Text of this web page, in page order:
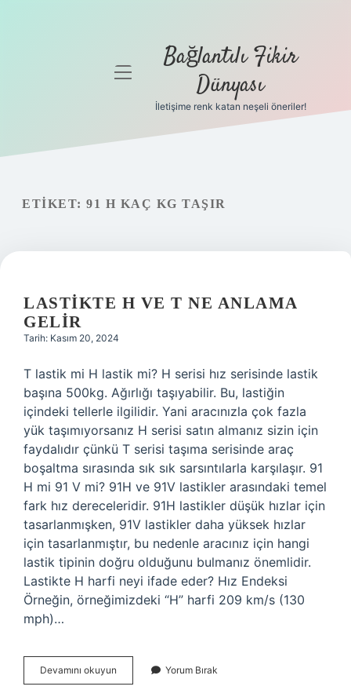
Gizlilik
Yasal Uyarı
Hakkımızda
menüyü
Bağlantılı Fikir
Dünyası
İletişime renk katan neşeli öneriler!
ETIKET: 91 H KAÇ KG TAŞIR
LASTIKTE H VE T NE ANLAMA
GELIR
Tarih: Kasım 20, 2024
T lastik mi H lastik mi? H serisi hız serisinde lastik
başına 500kg. Ağırlığı taşıyabilir. Bu, lastiğin
içindeki tellerle ilgilidir. Yani aracınızla çok fazla
yük taşımıyorsanız H serisi satın almanız sizin için
faydalıdır çünkü T serisi taşıma serisinde araç
boşaltma sırasında sık sık sarsıntılarla karşılaşır. 91
H mi 91 V mi? 91H ve 91V lastikler arasındaki temel
fark hız dereceleridir. 91H lastikler düşük hızlar için
tasarlanmışken, 91V lastikler daha yüksek hızlar
için tasarlanmıştır, bu nedenle aracınız için hangi
lastik tipinin doğru olduğunu bulmanız önemlidir.
Lastikte H harfi neyi ifade eder? Hız Endeksi
Örneğin, örneğimizdeki “H” harfi 209 km/s (130
mph)…
Devamını okuyun
H
Yorum Bırak